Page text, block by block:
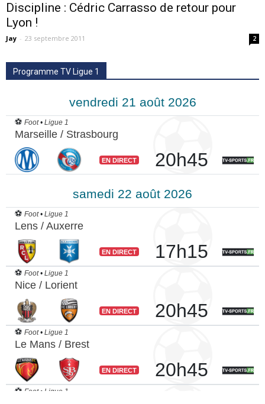
Discipline : Cédric Carrasso de retour pour
Lyon !
Jay - 23 septembre 2011 2
Programme TV Ligue 1